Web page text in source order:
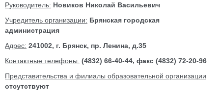
Руководитель: Новиков Николай Васильевич
Учредитель организации: Брянская городская
администрация
Адрес: 241002, г. Брянск, пр. Ленина, д.35
Контактные телефоны: (4832) 66-40-44, факс (4832) 72-20-96
Представительства и филиалы образовательной организации
отсутствуют